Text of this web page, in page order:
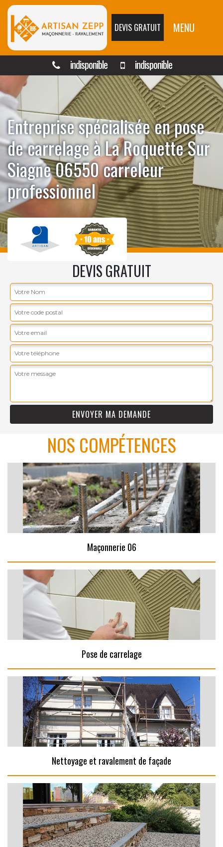
DEVIS GRATUIT MENU
indisponible indisponible
Entreprise spécialisée en pose
de carrelage à La Roquette Sur
Siagne 06550 carreleur
professionnel
DEVIS GRATUIT
NOS COMPÉTENCES
Maçonnerie 06
Pose de carrelage
Nettoyage et ravalement de façade